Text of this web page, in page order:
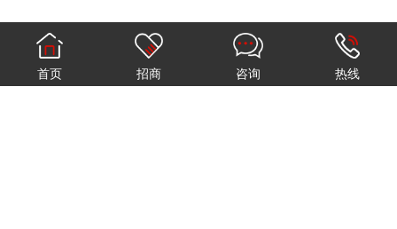
首页 招商 咨询 热线